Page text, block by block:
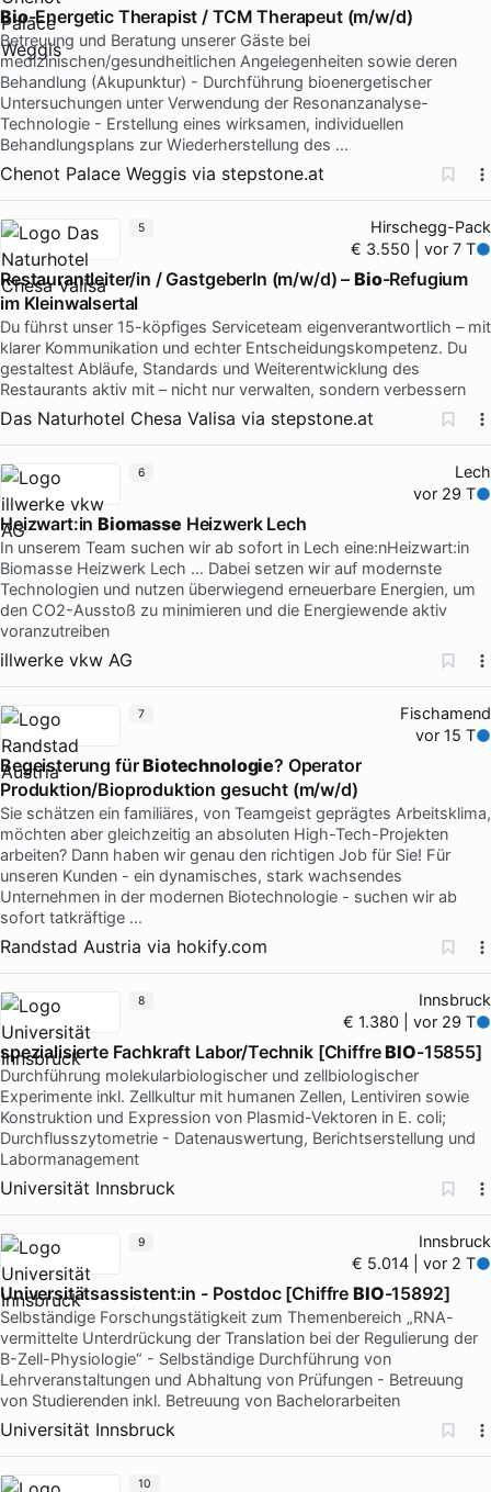
Bio-Energetic Therapist / TCM Therapeut (m/w/d)
Betreuung und Beratung unserer Gäste bei
medizinischen/gesundheitlichen Angelegenheiten sowie deren
Behandlung (Akupunktur) - Durchführung bioenergetischer
Untersuchungen unter Verwendung der Resonanzanalyse-
Technologie - Erstellung eines wirksamen, individuellen
Behandlungsplans zur Wiederherstellung des …
Chenot Palace Weggis via stepstone.at
Hirschegg-Pack
€ 3.550 | vor 7 T
Restaurantleiter/in / GastgeberIn (m/w/d) – Bio-Refugium
im Kleinwalsertal
Du führst unser 15-köpfiges Serviceteam eigenverantwortlich – mit
klarer Kommunikation und echter Entscheidungskompetenz. Du
gestaltest Abläufe, Standards und Weiterentwicklung des
Restaurants aktiv mit – nicht nur verwalten, sondern verbessern
Das Naturhotel Chesa Valisa via stepstone.at
5
Lech
vor 29 T
Heizwart:inBiomasse Heizwerk Lech
In unserem Team suchen wir ab sofort in Lech eine:nHeizwart:in
Biomasse Heizwerk Lech … Dabei setzen wir auf modernste
Technologien und nutzen überwiegend erneuerbare Energien, um
den CO2-Ausstoß zu minimieren und die Energiewende aktiv
voranzutreiben
illwerke vkw AG
6
Fischamend
vor 15 T
Begeisterung fürBiotechnologie? Operator
Produktion/Bioproduktion gesucht (m/w/d)
Sie schätzen ein familiäres, von Teamgeist geprägtes Arbeitsklima,
möchten aber gleichzeitig an absoluten High-Tech-Projekten
arbeiten? Dann haben wir genau den richtigen Job für Sie! Für
unseren Kunden - ein dynamisches, stark wachsendes
Unternehmen in der modernen Biotechnologie - suchen wir ab
sofort tatkräftige …
Randstad Austria via hokify.com
7
Innsbruck
€ 1.380 | vor 29 T
spezialisierte Fachkraft Labor/Technik [ChiffreBIO-15855]
Durchführung molekularbiologischer und zellbiologischer
Experimente inkl. Zellkultur mit humanen Zellen, Lentiviren sowie
Konstruktion und Expression von Plasmid-Vektoren in E. coli;
Durchflusszytometrie - Datenauswertung, Berichtserstellung und
Labormanagement
Universität Innsbruck
8
Innsbruck
€ 5.014 | vor 2 T
Universitätsassistent:in - Postdoc [Chiffre BIO-15892]
Selbständige Forschungstätigkeit zum Themenbereich „RNA-
vermittelte Unterdrückung der Translation bei der Regulierung der
B-Zell-Physiologie“ - Selbständige Durchführung von
Lehrveranstaltungen und Abhaltung von Prüfungen - Betreuung
von Studierenden inkl. Betreuung von Bachelorarbeiten
Universität Innsbruck
9
10